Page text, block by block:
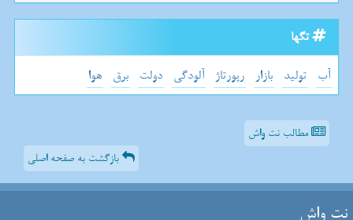
تگها
آب تولید بازار رپورتاژ آلودگی دولت برق هوا
مطالب نت واش
بازگشت به صفحه اصلی
نت واش